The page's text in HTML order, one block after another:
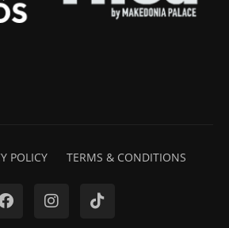
POLICY
TERMS & CONDITIONS